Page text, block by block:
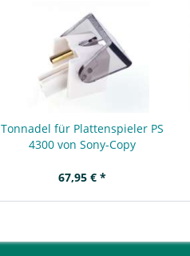
Tonnadel für Plattenspieler PS
4300 von Sony-Copy
67,95 € *